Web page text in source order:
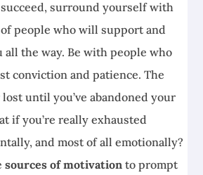
surround yourself with
people who will support and
all the way. Be with people who
conviction and patience. The
until you’ve abandoned your
if you’re really exhausted
and most of all emotionally?
sources of motivation to prompt